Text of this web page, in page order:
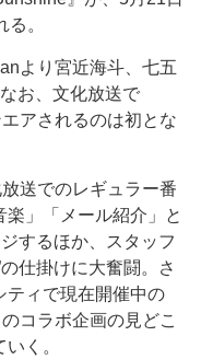
。
より宮近海斗、七五
お、文化放送で
アされるのは初とな
送でのレギュラー番
」「メール紹介」と
するほか、スタッフ
仕掛けに大奮闘。さ
ティで現在開催中の
コラボ企画の見どこ
く。